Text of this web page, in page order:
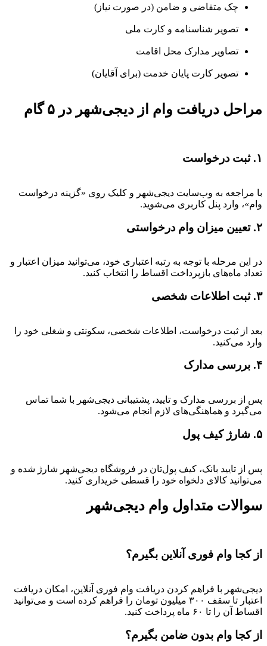
چک متقاضی و ضامن (در صورت نیاز)
تصویر شناسنامه و کارت ملی
تصاویر مدارک محل اقامت
تصویر کارت پایان خدمت (برای آقایان)
مراحل دریافت وام از دیجی‌شهر در ۵ گام
۱. ثبت درخواست
با مراجعه به وب‌سایت دیجی‌شهر و کلیک روی «گزینه درخواست
وام»، وارد پنل کاربری می‌شوید.
۲. تعیین میزان وام درخواستی
در این مرحله با توجه به رتبه اعتباری خود، می‌توانید میزان اعتبار و
تعداد ماه‌های بازپرداخت اقساط را انتخاب کنید.
۳. ثبت اطلاعات شخصی
بعد از ثبت درخواست، اطلاعات شخصی، سکونتی و شغلی خود را
وارد می‌کنید.
۴. بررسی مدارک
پس از بررسی مدارک و تایید، پشتیبانی دیجی‌شهر با شما تماس
می‌گیرد و هماهنگی‌های لازم انجام می‌شود.
۵. شارژ کیف پول
پس از تایید بانک، کیف پول‌تان در فروشگاه دیجی‌شهر شارژ شده و
می‌توانید کالای دلخواه خود را قسطی خریداری کنید.
سوالات متداول وام دیجی‌شهر
از کجا وام فوری آنلاین بگیرم؟
دیجی‌شهر با فراهم کردن دریافت وام فوری آنلاین، امکان دریافت
اعتبار تا سقف ۳۰۰ میلیون تومان را فراهم کرده است و می‌توانید
اقساط آن را تا ۶۰ ماه پرداخت کنید.
از کجا وام بدون ضامن بگیرم؟